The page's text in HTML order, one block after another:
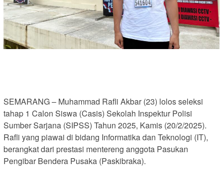
SEMARANG – Muhammad Rafli Akbar (23) lolos seleksi
tahap 1 Calon Siswa (Casis) Sekolah Inspektur Polisi
Sumber Sarjana (SIPSS) Tahun 2025, Kamis (20/2/2025).
Rafli yang piawai di bidang Informatika dan Teknologi (IT),
berangkat dari prestasi mentereng anggota Pasukan
Pengibar Bendera Pusaka (Paskibraka).